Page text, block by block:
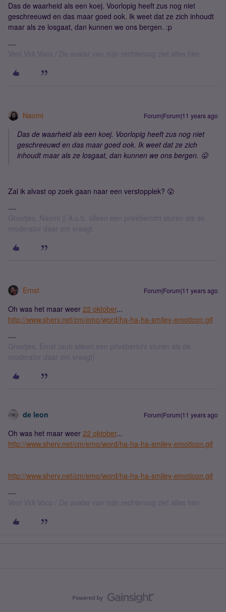
Das de waarheid als een koej. Voorlopig heeft zus nog niet
geschreeuwd en das maar goed ook. Ik weet dat ze zich inhoudt
maar als ze losgaat, dan kunnen we ons bergen. :p
Veni Vidi Voco / De avatar van mijn rechteroog ziet alles hier.
Naomi Forum|Forum|11 years ago
Das de waarheid als een koej. Voorlopig heeft zus nog niet
geschreeuwd en das maar goed ook. Ik weet dat ze zich
inhoudt maar als ze losgaat, dan kunnen we ons bergen. 😛
Zal ik alvast op zoek gaan naar een verstopplek? 😮
Groetjes, Naomi || A.u.b. alleen een privébericht sturen als de
moderator daar om vraagt.
Ernst Forum|Forum|11 years ago
Oh was het maar weer 22 oktober...
http://www.sherv.net/cm/emo/word/ha-ha-ha-smiley-emoticon.gif
Groetjes, Ernst (aub alleen een privébericht sturen als de
moderator daar om vraagt)
de leon Forum|Forum|11 years ago
Oh was het maar weer 22 oktober...
http://www.sherv.net/cm/emo/word/ha-ha-ha-smiley-emoticon.gif
http://www.sherv.net/cm/emo/word/ha-ha-ha-smiley-emoticon.gif
Veni Vidi Voco / De avatar van mijn rechteroog ziet alles hier.